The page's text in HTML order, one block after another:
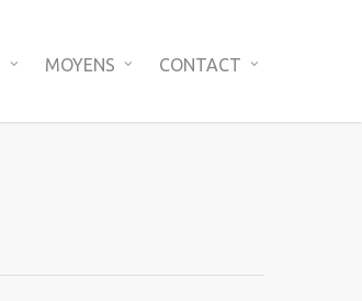
MOYENS CONTACT